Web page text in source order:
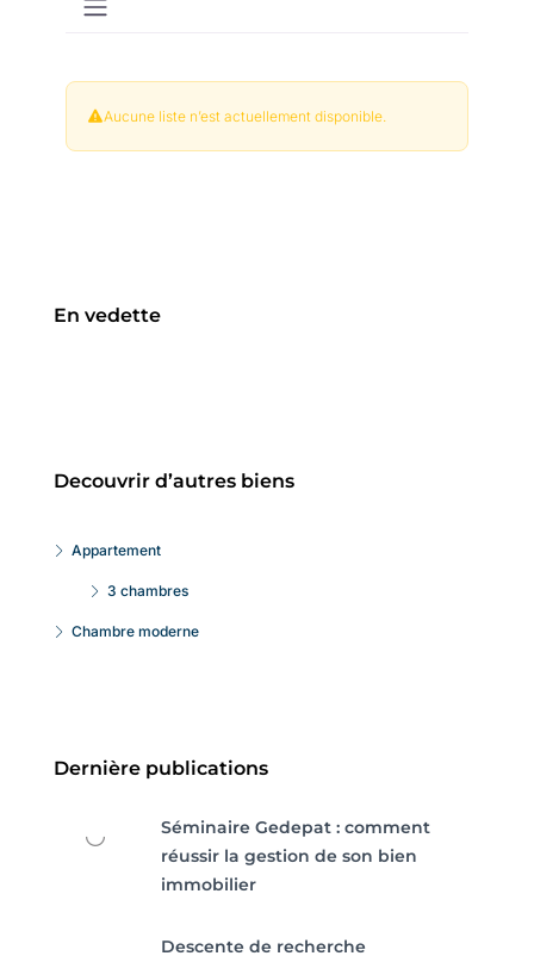
Aucune liste n’est actuellement disponible.
En vedette
Decouvrir d’autres biens
Appartement
3 chambres
Chambre moderne
Dernière publications
Séminaire Gedepat : comment
réussir la gestion de son bien
immobilier
Descente de recherche